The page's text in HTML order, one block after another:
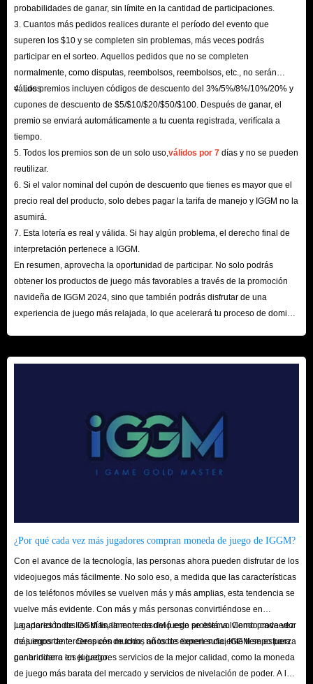
sitios web. Descubrirá que IGGM.com siempre tiene el Once Human
una variedad de métodos de pago seguros, puede disfrutar plenamente de la
experiencia de compra más relajada.
Asistencia en vivo las 24 horas, los 7 días de la semana: para brindar
servicios rápidos y convenientes a todos los jugadores de Once Human,
o problema sobre su compra. Nuestros operadores de chat en vivo siempre
le brindan respuestas rápidas y soluciones eficientes.
En resumen, comprar Once Human Energy Link en IGGM.com es
definitivamente la mejor opción. No solo puede comprar el Energy Link
más barato y seguro, sino que también puede disfrutar del servicio de
compra más íntimo. ¡Así que date prisa y compra los productos que
necesitas! ¡Estamos aquí esperándote!
probabilidades de ganar, sin límite en la cantidad de participaciones.
3. Cuantos más pedidos realices durante el período del evento que
superen los $10 y se completen sin problemas, más veces podrás
participar en el sorteo. Aquellos pedidos que no se completen
normalmente, como disputas, reembolsos, reembolsos, etc., no serán
válidos.
4. Los premios incluyen códigos de descuento del 3%/5%/8%/10%/20% y
cupones de descuento de $5/$10/$20/$50/$100. Después de ganar, el
premio se enviará automáticamente a tu cuenta registrada, verifícala a
tiempo.
5. Todos los premios son de un solo uso, válidos por 7 días y no se pueden
reutilizar.
6. Si el valor nominal del cupón de descuento que tienes es mayor que el
precio real del producto, solo debes pagar la tarifa de manejo y IGGM no la
asumirá.
7. Esta lotería es real y válida. Si hay algún problema, el derecho final de
interpretación pertenece a IGGM.
En resumen, aprovecha la oportunidad de participar. No solo podrás
obtener los productos de juego más favorables a través de la promoción
navideña de IGGM 2024, sino que también podrás disfrutar de una
experiencia de juego más relajada, lo que acelerará tu proceso de dominio
¿Por qué cada vez más jugadores compran moneda de juego de IGGM?
Con el avance de la tecnología, las personas ahora pueden disfrutar de los
videojuegos más fácilmente. No solo eso, a medida que las características
de los teléfonos móviles se vuelven más y más amplias, esta tendencia se
vuelve más evidente. Con más y más personas convirtiéndose en
jugadores todos los días, la moneda del juego se está volviendo cada vez
más importante. Después de todo, no todos tienen suficiente tiempo para
ganar dinero en el juego.
La aparición de IGGM finalmente resolvió este problema. Como proveedor
de juegos de terceros con muchos años de experiencia, IGGM se esfuerza
por brindar a los jugadores servicios de la mejor calidad, como la moneda
de juego más barata del mercado y servicios de nivelación de poder. A lo